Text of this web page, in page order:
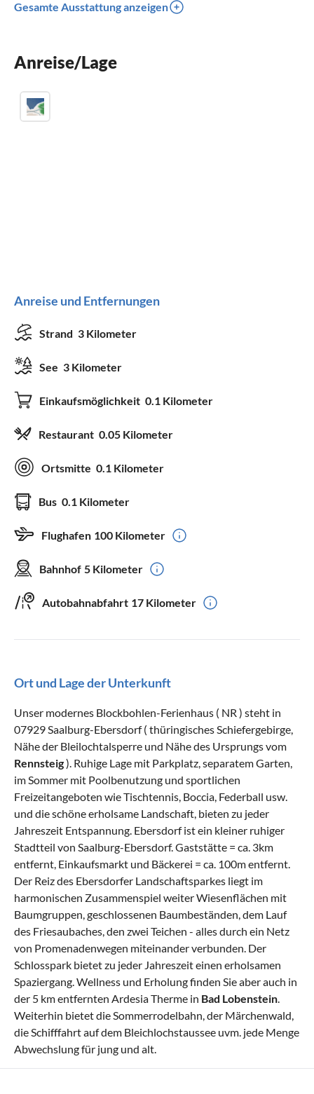
Sauna
Grill
Gesamte Ausstattung anzeigen
Anreise/Lage
Anreise und Entfernungen
Strand 3 Kilometer
See 3 Kilometer
Einkaufsmöglichkeit 0.1 Kilometer
Restaurant 0.05 Kilometer
Ortsmitte 0.1 Kilometer
Bus 0.1 Kilometer
Flughafen 100 Kilometer
Bahnhof 5 Kilometer
Autobahnabfahrt 17 Kilometer
Ort und Lage der Unterkunft
Unser modernes Blockbohlen-Ferienhaus ( NR ) steht in
07929 Saalburg-Ebersdorf ( thüringisches Schiefergebirge,
Nähe der Bleilochtalsperre und Nähe des Ursprungs vom
Rennsteig). Ruhige Lage mit Parkplatz, separatem Garten,
im Sommer mit Poolbenutzung und sportlichen
Freizeitangeboten wie Tischtennis, Boccia, Federball usw.
und die schöne erholsame Landschaft, bieten zu jeder
Jahreszeit Entspannung. Ebersdorf ist ein kleiner ruhiger
Stadtteil von Saalburg-Ebersdorf. Gaststätte = ca. 3km
entfernt, Einkaufsmarkt und Bäckerei = ca. 100m entfernt.
Der Reiz des Ebersdorfer Landschaftsparkes liegt im
harmonischen Zusammenspiel weiter Wiesenflächen mit
Baumgruppen, geschlossenen Baumbeständen, dem Lauf
des Friesaubaches, den zwei Teichen - alles durch ein Netz
von Promenadenwegen miteinander verbunden. Der
Schlosspark bietet zu jeder Jahreszeit einen erholsamen
Spaziergang. Wellness und Erholung finden Sie aber auch in
der 5 km entfernten Ardesia Therme in Bad Lobenstein
Weiterhin bietet die Sommerrodelbahn, der Märchenwald,
die Schifffahrt auf dem Bleichlochstaussee uvm. jede Menge
Abwechslung für jung und alt.